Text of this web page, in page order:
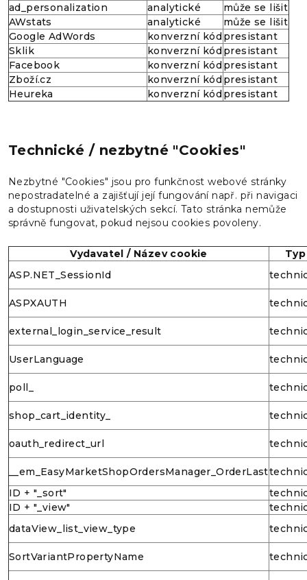
ad_personalization
analytické
může se lišit
AWstats
analytické
může se lišit
Google AdWords
konverzní kódpresistant
Sklik
konverzní kódpresistant
Facebook
konverzní kódpresistant
Zboží.cz
konverzní kódpresistant
Heureka
konverzní kódpresistant
Technické / nezbytné "Cookies"
Nezbytné "Cookies" jsou pro funkčnost webové stránky
nepostradatelné a zajišťují její fungování např. při navigaci
a dostupnosti uživatelských sekcí. Tato stránka nemůže
správně fungovat, pokud nejsou cookies povoleny.
Vydavatel / Název cookie
Typ
ASP.NET_SessionId
ASPXAUTH
external_login_service_result
UserLanguage
poll_
shop_cart_identity_
oauth_redirect_url
__em_EasyMarketShopOrdersManager_OrderLast
ID + "_sort"
ID + "_view"
dataView_list_view_type
SortVariantPropertyName